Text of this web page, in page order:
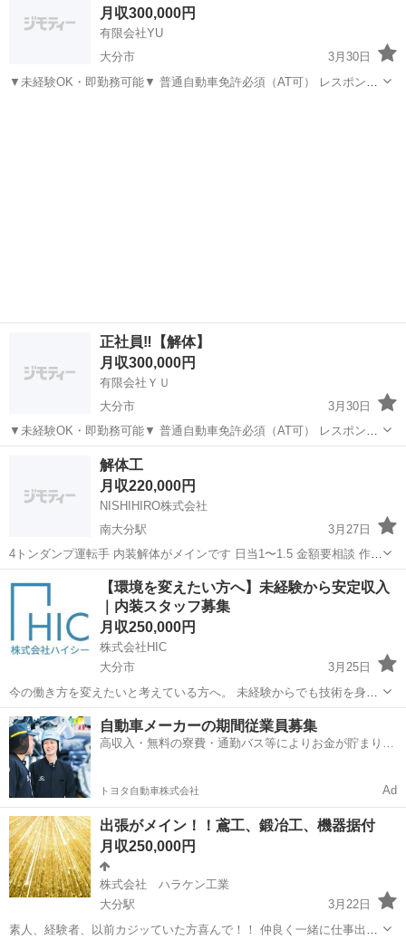
缶工事（部材加工・組立...月収300,000円
有限会社YU
大分市
3月30日
▼未経験OK・即勤務可能▼ 普通自動車免許必須（AT可） レスポンス
正社員‼️【解体】
月収300,000円
有限会社ＹＵ
大分市
3月30日
▼未経験OK・即勤務可能▼ 普通自動車免許必須（AT可） レスポンス
しっかりできる方のみ ◆雇用形態 正社員 ◆給与 月給 25万円〜30万
大分市 土木
解体工
月収220,000円
NISHIHIRO株式会社
南大分駅
3月27日
4トンダンプ運転手 内装解体がメインです 日当1〜1.5 金額要相談 作業
着 夏冬支給 社会保険完備
南大分駅 鳶職 社会保険
【環境を変えたい方へ】未経験から安定収入
｜内装スタッフ募集
月収250,000円
株式会社HIC
大分市
3月25日
今の働き方を変えたいと考えている方へ。 未経験からでも技術を身に
つけ、安定して働ける仕事です。 上京サポートします。 ⸻ ■仕事
の内容 内装工事（壁・天井） ⸻ ■収入の目安 1年目：25万〜30万
2年目：30万〜...
大分 大分市 内装職人 未経験
自動車メーカーの期間従業員募集
高収入・無料の寮費・通勤バス等によりお金が貯まりや
トヨタ自動車株式会社 Ad
出張がメイン！！鳶工、鍛冶工、機器据付
月収250,000円
株式会社 ハラケン工業
大分駅
3月22日
素人、経験者、以前カジッていた方喜んで！！ 仲良く一緒に仕事出来